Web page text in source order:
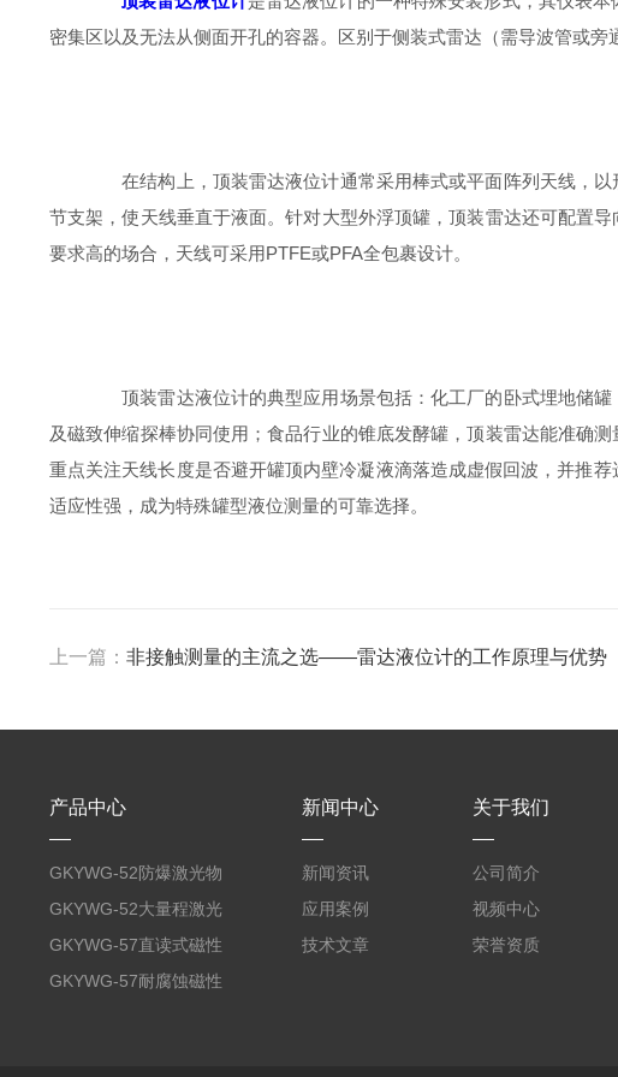
密集区以及无法从侧面开孔的容器。区别于侧装式雷达（需导波管或
在结构上，顶装雷达液位计通常采用棒式或平面阵列天线，以
节支架，使天线垂直于液面。针对大型外浮顶罐，顶装雷达还可配置
要求高的场合，天线可采用PTFE或PFA全包裹设计。
顶装雷达液位计的典型应用场景包括：化工厂的卧式埋地储罐
及磁致伸缩探棒协同使用；食品行业的锥底发酵罐，顶装雷达能准确
重点关注天线长度是否避开罐顶内壁冷凝液滴落造成虚假回波，并推
适应性强，成为特殊罐型液位测量的可靠选择。
上一篇： 非接触测量的主流之选——雷达液位计的工作原理与优势
产品中心
GKYWG-52防爆激光物
位计
GKYWG-52大量程激光
物位计
GKYWG-57直读式磁性
液位计
GKYWG-57耐腐蚀磁性
新闻中心
新闻资讯
应用案例
技术文章
关于我们
公司简介
视频中心
荣誉资质